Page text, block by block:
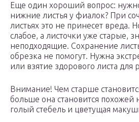
Еще один хороший вопрос:
нижние листья у фиалок? При
листьях это не принесет вреда.
слабое, а листочки уже старые,
неподходящие. Сохранение
обрезка не помогут. Нужна
или взятие здорового листа для
Внимание! Чем старше
больше она становится похожей
голый стебель и цветущая